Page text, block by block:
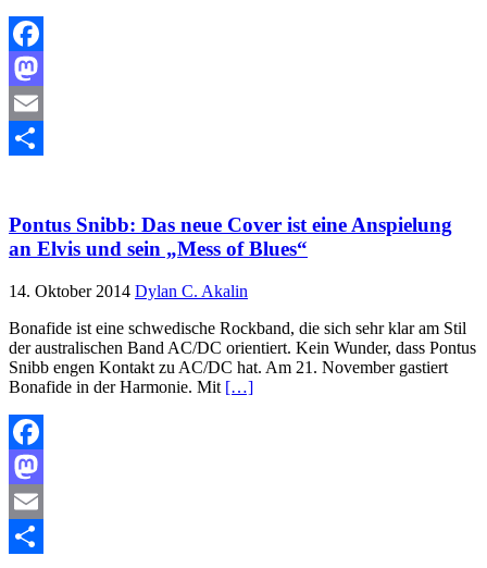
Facebook
Mastodon
Email
Pontus Snibb: Das neue Cover ist eine Anspielung
an Elvis und sein „Mess of Blues“
14. Oktober 2014 Dylan C. Akalin
Bonafide ist eine schwedische Rockband, die sich sehr klar am Stil
der australischen Band AC/DC orientiert. Kein Wunder, dass Pontus
Snibb engen Kontakt zu AC/DC hat. Am 21. November gastiert
Bonafide in der Harmonie. Mit […]
Facebook
Mastodon
Email